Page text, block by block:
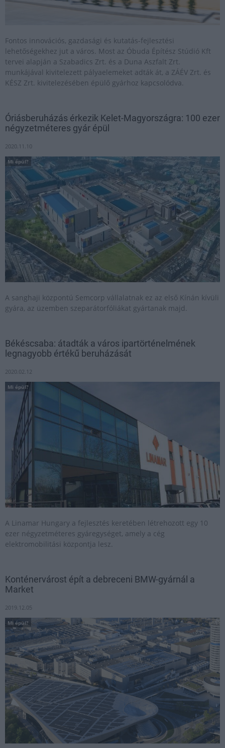
Fontos innovációs, gazdasági és kutatás-fejlesztési
lehetőségekhez jut a város. Most az Óbuda Építész Stúdió Kft
tervei alapján a Szabadics Zrt. és a Duna Aszfalt Zrt.
munkájával kivitelezett pályaelemeket adták át, a ZÁÉV Zrt. és
KÉSZ Zrt. kivitelezésében épülő gyárhoz kapcsolódva.
Óriásberuházás érkezik Kelet-Magyországra: 100 ezer
négyzetméteres gyár épül
2020.11.10
Mi épül?
A sanghaji központú Semcorp vállalatnak ez az első Kínán kívüli
gyára, az üzemben szeparátorfóliákat gyártanak majd.
Békéscsaba: átadták a város ipartörténelmének
legnagyobb értékű beruházását
2020.02.12
Mi épül?
A Linamar Hungary a fejlesztés keretében létrehozott egy 10
ezer négyzetméteres gyáregységet, amely a cég
elektromobilitási központja lesz.
Konténervárost épít a debreceni BMW-gyárnál a
Market
2019.12.05
Mi épül?